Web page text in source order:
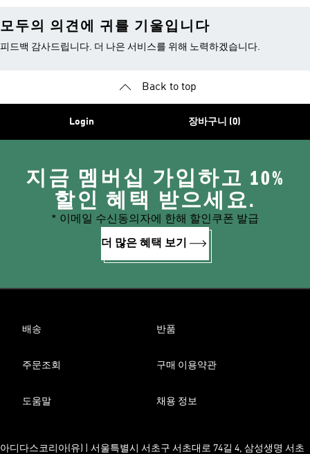
모두의 의견에 귀를 기울입니다
피드백 감사드립니다. 더 나은 서비스를 위해 노력하겠습니다.
Back to top
Login 장바구니 (0)
지금 멤버십 가입하고 10%
할인 혜택 받으세요.
* 이메일 수신동의자에 한해 할인쿠폰 발급
더 많은 혜택 보기
배송 반품
주문조회 구매 이용약관
도움말 채용 정보
아디다스코리아(유) | 서울특별시 서초구 서초대로 74길 4, 삼성생명 서초